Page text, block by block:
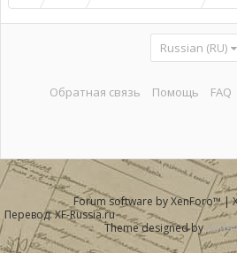
Russian (RU)
Обратная связь Помощь FAQ
Forum software by XenForo™|
Перевод:XF-Russia.ru
Theme designed by